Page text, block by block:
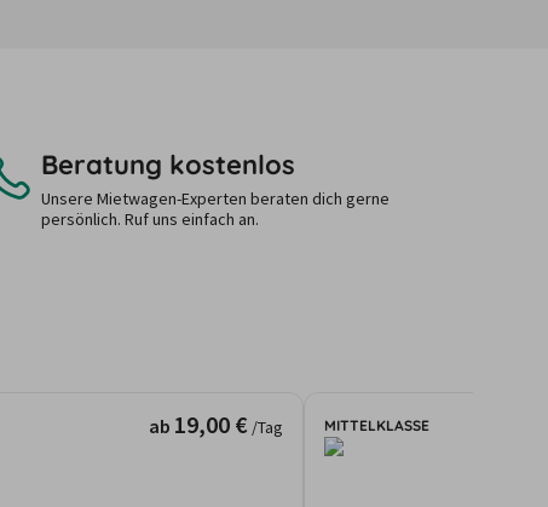
Beratung kostenlos
Unsere Mietwagen-Experten beraten dich gerne
persönlich. Ruf uns einfach an.
ab 19,00 € /Tag MITTELKLASSE